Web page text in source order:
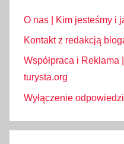
O nas | Kim jesteśmy i
Kontakt z redakcją
Współpraca i Reklama
turysta.org
Wyłączenie